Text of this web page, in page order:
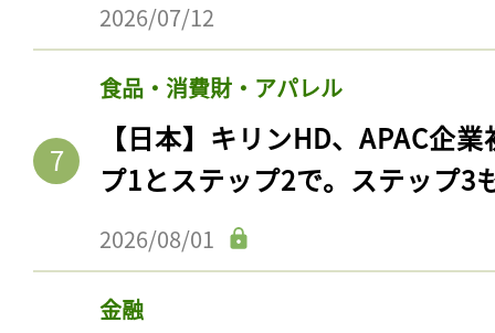
2026/07/12
食品・消費財・アパレル
【日本】キリンHD、APAC企
プ1とステップ2で。ステップ3
2026/08/01
金融